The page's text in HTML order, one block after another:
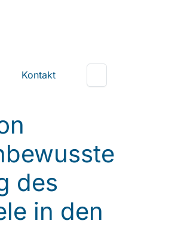
Kontakt
des
in den